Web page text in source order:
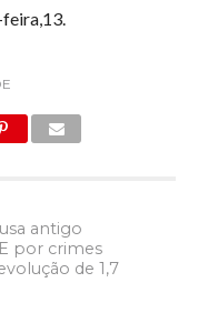
feira,13.
antigo
por crimes
de 1,7